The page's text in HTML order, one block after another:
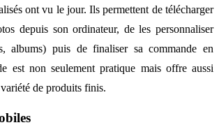
ont vu le jour. Ils permettent de télécharger
depuis son ordinateur, de les personnaliser
albums) puis de finaliser sa commande en
est non seulement pratique mais offre aussi
de produits finis.